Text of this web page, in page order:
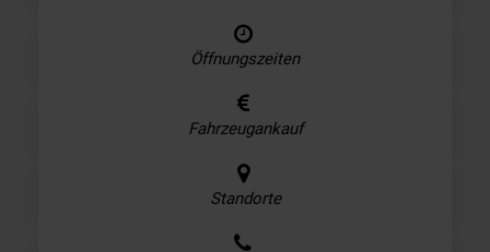
Öffnungszeiten
Fahrzeugankauf
Standorte